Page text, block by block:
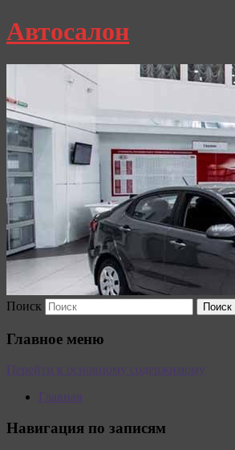
Автосалон
Поиск
Главное меню
Перейти к основному содержимому
Главная
Навигация по записям